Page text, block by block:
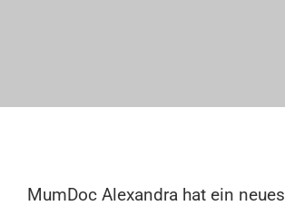
MumDoc Alexandra hat ein neues